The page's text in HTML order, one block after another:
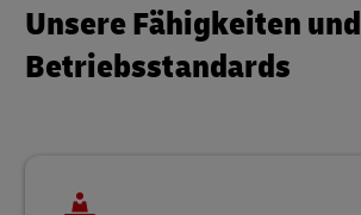
Unsere Fähigkeiten und
Betriebsstandards